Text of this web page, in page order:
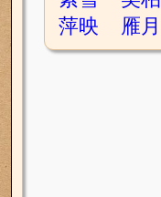
萍映
雁月